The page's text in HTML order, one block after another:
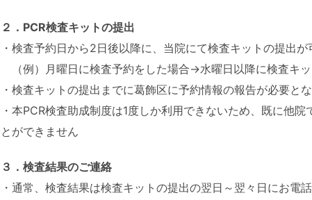
２．PCR検査キットの提出
・検査予約日から2日後以降に、当院にて検査キットの提出
（例）月曜日に検査予約をした場合→水曜日以降に検査キ
・検査キットの提出までに葛飾区に予約情報の報告が必要とな
・本PCR検査助成制度は1度しか利用できないため、既に他
とができません
３．検査結果のご連絡
・通常、検査結果は検査キットの提出の翌日～翌々日にお電